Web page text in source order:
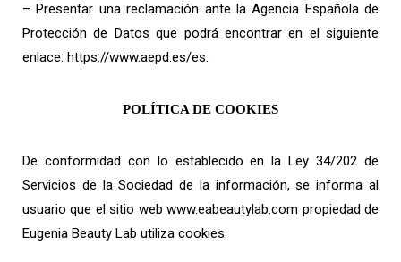
– Presentar una reclamación ante la Agencia Española de
Protección de Datos que podrá encontrar en el siguiente
enlace: https://www.aepd.es/es.
POLÍTICA DE COOKIES
De conformidad con lo establecido en la Ley 34/202 de
Servicios de la Sociedad de la información, se informa al
usuario que el sitio web www.eabeautylab.com propiedad de
Eugenia Beauty Lab utiliza cookies.